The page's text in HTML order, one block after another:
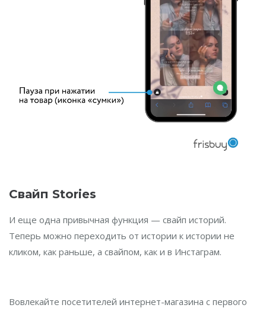
Свайп Stories
И еще одна привычная функция — свайп историй.
Теперь можно переходить от истории к истории не
кликом, как раньше, а свайпом, как и в Инстаграм.
Вовлекайте посетителей интернет-магазина с первого